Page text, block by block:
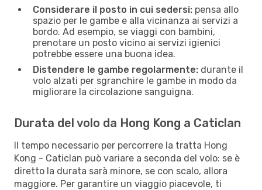
Considerare il posto in cui sedersi: pensa allo
spazio per le gambe e alla vicinanza ai servizi a
bordo. Ad esempio, se viaggi con bambini,
prenotare un posto vicino ai servizi igienici
potrebbe essere una buona idea.
Distendere le gambe regolarmente: durante il
volo alzati per sgranchire le gambe in modo da
migliorare la circolazione sanguigna.
Durata del volo da Hong Kong a Caticlan
Il tempo necessario per percorrere la tratta Hong
Kong - Caticlan può variare a seconda del volo: se è
diretto la durata sarà minore, se con scalo, allora
maggiore. Per garantire un viaggio piacevole, ti